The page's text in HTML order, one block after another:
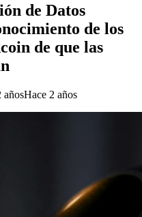
de Datos
de los
de que las
añosHace 2 años